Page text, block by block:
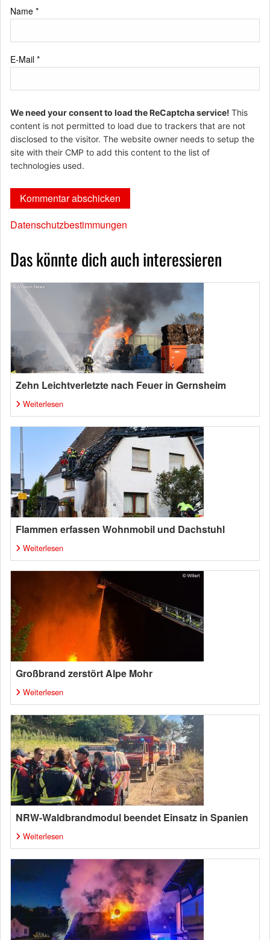
Name *
E-Mail *
We need your consent to load the ReCaptcha service! This
content is not permitted to load due to trackers that are not
disclosed to the visitor. The website owner needs to setup the
site with their CMP to add this content to the list of
technologies used.
Datenschutzbestimmungen
Das könnte dich auch interessieren
Zehn Leichtverletzte nach Feuer in Gernsheim
Weiterlesen
Flammen erfassen Wohnmobil und Dachstuhl
Weiterlesen
Großbrand zerstört Alpe Mohr
Weiterlesen
NRW-Waldbrandmodul beendet Einsatz in Spanien
Weiterlesen